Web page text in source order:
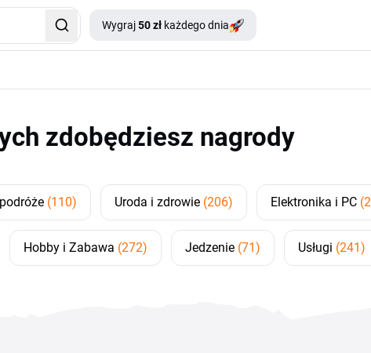
Wygraj50 zł każdego dnia
zdobędziesz nagrody
(110) Uroda i zdrowie (206) Elektronika i PC
Hobby i Zabawa (272) Jedzenie (71) Usługi (241)